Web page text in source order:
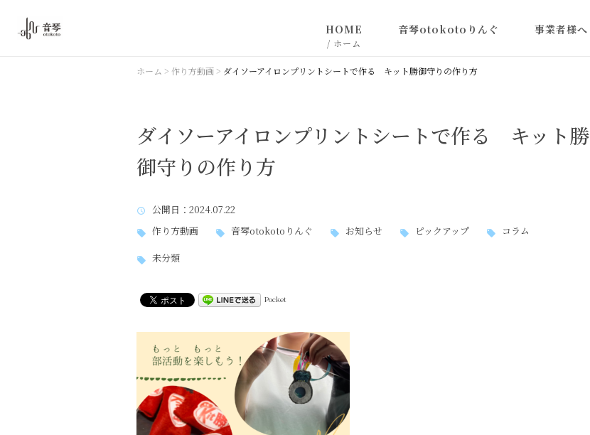
HOME
/ ホーム
音琴otokotoりんぐ 事業者様へ
ホーム > 作り方動画 > ダイソーアイロンプリントシートで作る キット勝御守りの作り方
ダイソーアイロンプリントシートで作る キット勝
御守りの作り方
公開日 ：2024.07.22
作り方動画
音琴otokotoりんぐ お知らせ ピックアップ
コラム
未分類
Pocket